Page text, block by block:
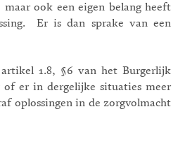
ook een eigen belang heeft
Er is dan sprake van een
1.8, §6 van het Burgerlijk
of er in dergelijke situaties meer
oplossingen in de zorgvolmacht